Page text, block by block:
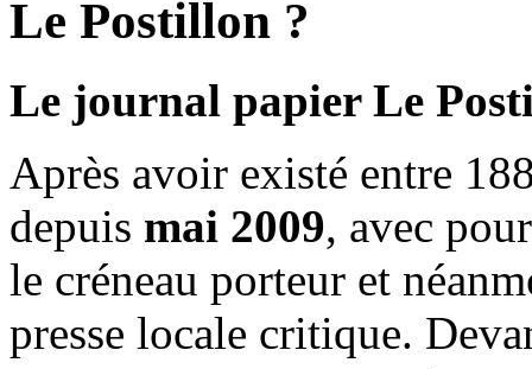
Le Postillon ?
Le journal papier Le
Après avoir existé entre
depuis mai 2009, avec
le créneau porteur et
presse locale critique.